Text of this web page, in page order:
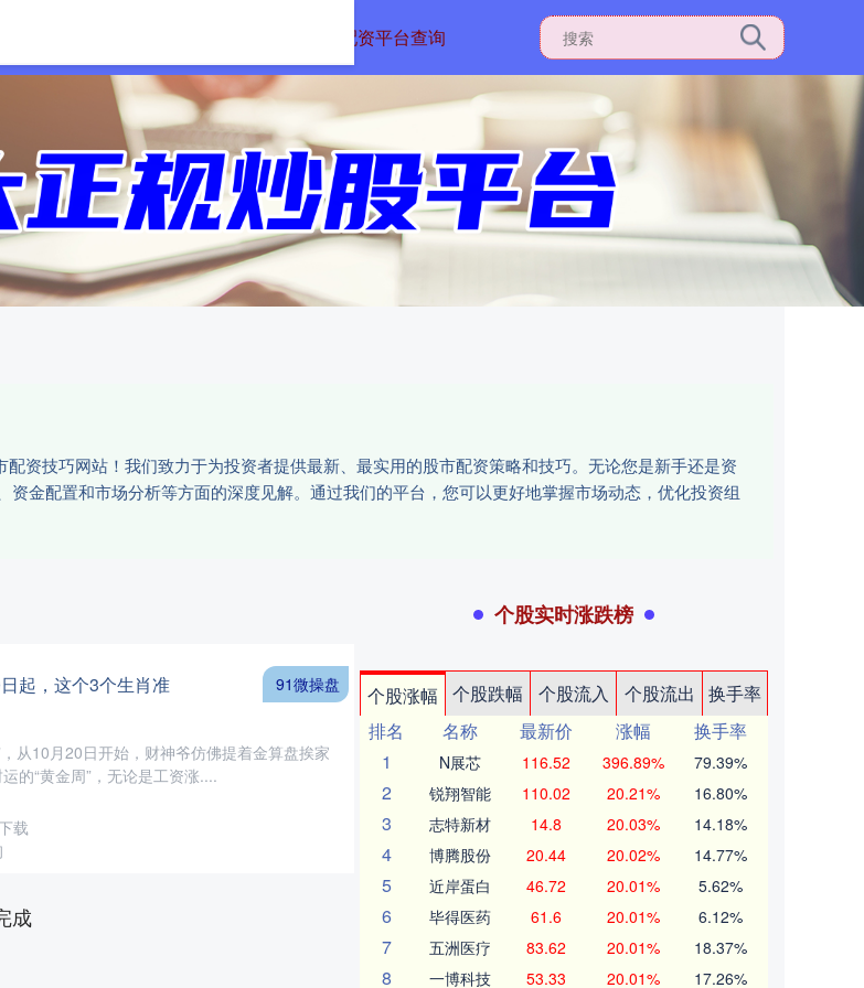
线上股票配资平台查询
资技巧网站！我们致力于为投资者提供最新、最实用的股市配资策略和技巧。无论您是新手还是资
金配置和市场分析等方面的深度见解。通过我们的平台，您可以更好地掌握市场动态，优化投资组
起，这个3个生肖准
从10月20日开始，财神爷仿佛提着金算盘挨家
的“黄金周”，无论是工资涨....
91微操盘
载
成
个股实时涨跌榜
个股涨幅 个股跌幅 个股流入 个股流出
换手率
排名
名称 最新价 涨幅
换手率
1
N展芯 116.52 396.89% 79.39%
2 锐翔智能 110.02 20.21% 16.80%
3 志特新材 14.8 20.03% 14.18%
4 博腾股份 20.44 20.02% 14.77%
5 近岸蛋白 46.72 20.01% 5.62%
6 毕得医药 61.6 20.01% 6.12%
7 五洲医疗 83.62 20.01% 18.37%
8 一博科技 53.33 20.01% 17.26%